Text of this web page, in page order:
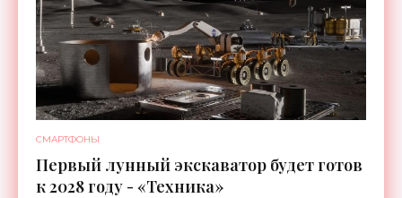
СМАРТФОНЫ
Первый лунный экскаватор будет готов
к 2028 году - «Техника»